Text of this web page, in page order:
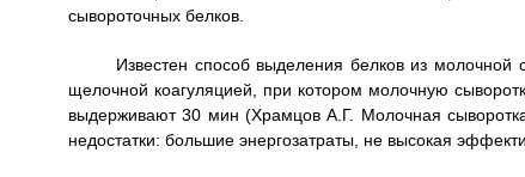
сывороточных белков.
Известен способ выделения белков из
щелочной коагуляцией, при котором молочную
выдерживают 30 мин (Храмцов А.Г. Молочная
недостатки: большие энергозатраты, не высокая